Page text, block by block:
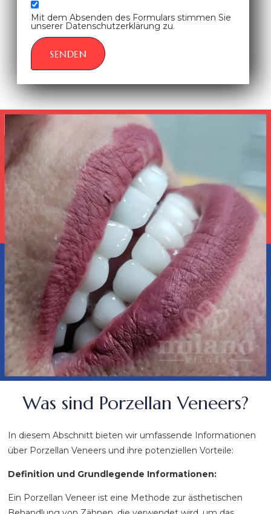
Mit dem Absenden des Formulars stimmen Sie
unserer Datenschutzerklärung zu.
SENDEN
Was sind Porzellan Veneers?
In diesem Abschnitt bieten wir umfassende Informationen
über Porzellan Veneers und ihre potenziellen Vorteile:
Definition und Grundlegende Informationen:
Ein Porzellan Veneer ist eine Methode zur ästhetischen